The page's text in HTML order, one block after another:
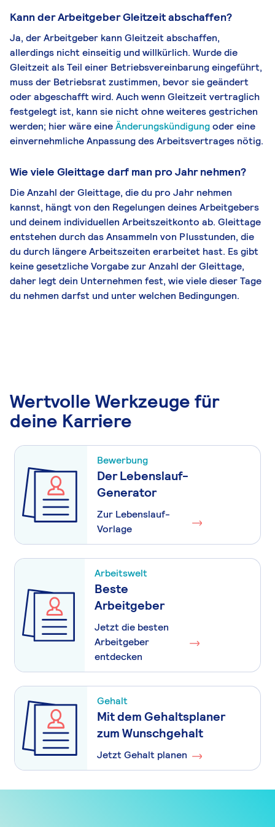
Kann der Arbeitgeber Gleitzeit abschaffen?
Ja, der Arbeitgeber kann Gleitzeit abschaffen,
allerdings nicht einseitig und willkürlich. Wurde die
Gleitzeit als Teil einer Betriebsvereinbarung eingeführt,
muss der Betriebsrat zustimmen, bevor sie geändert
oder abgeschafft wird. Auch wenn Gleitzeit vertraglich
festgelegt ist, kann sie nicht ohne weiteres gestrichen
werden; hier wäre eineÄnderungskündigungoder eine
einvernehmliche Anpassung des Arbeitsvertrages nötig.
Wie viele Gleittage darf man pro Jahr nehmen?
Die Anzahl der Gleittage, die du pro Jahr nehmen
kannst, hängt von den Regelungen deines Arbeitgebers
und deinem individuellen Arbeitszeitkonto ab. Gleittage
entstehen durch das Ansammeln von Plusstunden, die
du durch längere Arbeitszeiten erarbeitet hast. Es gibt
keine gesetzliche Vorgabe zur Anzahl der Gleittage,
daher legt dein Unternehmen fest, wie viele dieser Tage
du nehmen darfst und unter welchen Bedingungen.
Wertvolle Werkzeuge für
deine Karriere
Bewerbung
Der Lebenslauf-
Generator
Zur Lebenslauf-
Vorlage
Arbeitswelt
Beste
Arbeitgeber
Jetzt die besten
Arbeitgeber
entdecken
Gehalt
Mit dem Gehaltsplaner
zum Wunschgehalt
Jetzt Gehalt planen